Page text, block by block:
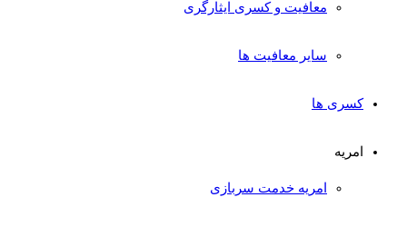
معافیت و کسری ایثارگری
سایر معافیت ها
کسری ها
امریه
امریه خدمت سربازی